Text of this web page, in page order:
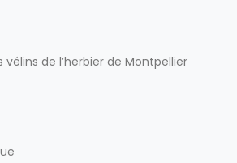
de l’herbier de Montpellier